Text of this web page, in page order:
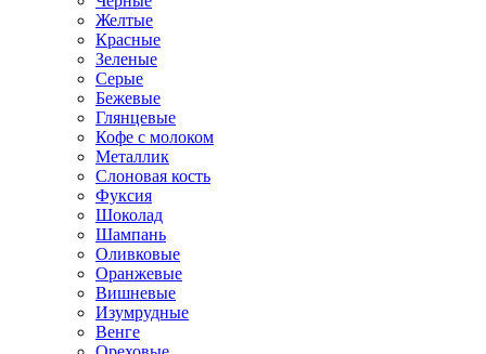
Желтые
Красные
Зеленые
Серые
Бежевые
Глянцевые
Кофе с молоком
Металлик
Слоновая кость
Фуксия
Шоколад
Шампань
Оливковые
Оранжевые
Вишневые
Изумрудные
Венге